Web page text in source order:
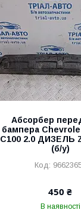
Абсорбер
бампера
C100 2.0 ДИЗЕЛЬ
(б/у)
450 ₴
В наявності